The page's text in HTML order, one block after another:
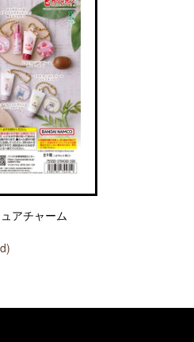
アチャーム